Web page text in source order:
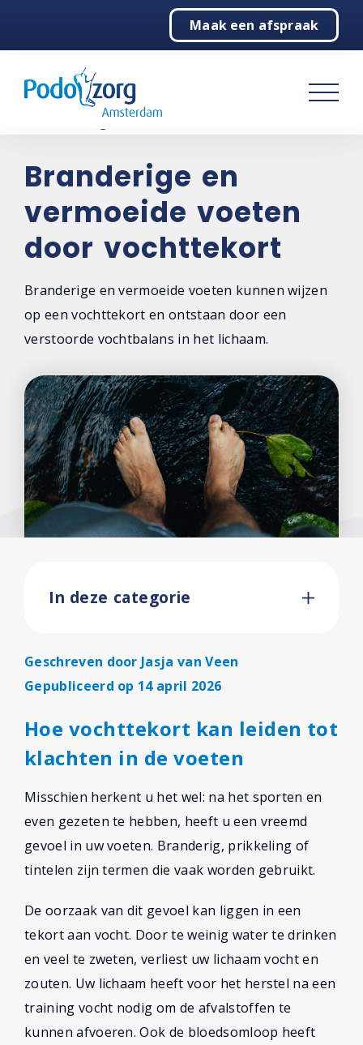
Maak een afspraak
Podologie
Behandelingen
Over ons
Contact
Branderige en
vermoeide voeten
door vochttekort
Branderige en vermoeide voeten kunnen wijzen
op een vochttekort en ontstaan door een
verstoorde vochtbalans in het lichaam.
In deze categorie
Geschreven door Jasja van Veen
Gepubliceerd op 14 april 2026
Hoe vochttekort kan leiden tot
klachten in de voeten
Misschien herkent u het wel: na het sporten en
even gezeten te hebben, heeft u een vreemd
gevoel in uw voeten. Branderig, prikkeling of
tintelen zijn termen die vaak worden gebruikt.
De oorzaak van dit gevoel kan liggen in een
tekort aan vocht. Door te weinig water te drinken
en veel te zweten, verliest uw lichaam vocht en
zouten. Uw lichaam heeft voor het herstel na een
training vocht nodig om de afvalstoffen te
kunnen afvoeren. Ook de bloedsomloop heeft